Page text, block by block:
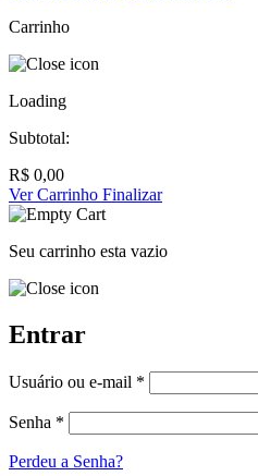
Carrinho
Loading
Subtotal:
R$ 0,00
Ver Carrinho Finalizar
Seu carrinho esta vazio
Entrar
Usuário ou e-mail *
Senha *
Perdeu a Senha?